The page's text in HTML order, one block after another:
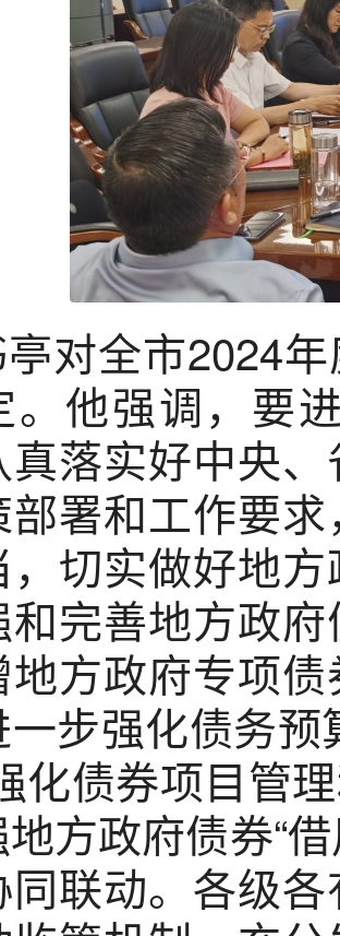
对全市2024
。他强调，要
真落实好中央
部署和工作要
，切实做好地
和完善地方政
地方政府专项
步强化债务
化债券项目管
方政府债券“
同联动。各级